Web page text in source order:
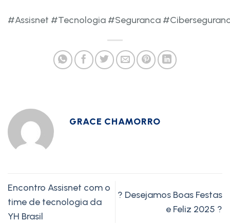
#Assisnet #Tecnologia #Seguranca
GRACE CHAMORRO
Encontro Assisnet com o
time de tecnologia da
YH Brasil
? Desejamos Boas Festas
e Feliz 2025 ?